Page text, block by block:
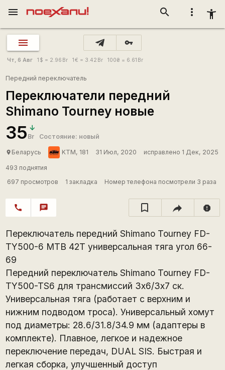
more_vert accessibility_new
search
menu
vpn_key
Чт, 6 Авг 1 $ = 2.96 Br 1€ = 3.42 Br 100₴ = 6.61 Br
Передний переключатель
Переключатели передний
Shimano Tourney новые
35 Br Состояние: новый
place Беларусь KTM, 181 31 Июл, 2020 исправлено 1 Дек, 2025
493 поднятия
697 просмотров
1 закладка Номер телефона посмотрели 3 раза
call chat report
Переключатель передний Shimano Tourney FD-
TY500-6 MTB 42T универсальная тяга угол 66-
69
Передний переключатель Shimano Tourney FD-
TY500-TS6 для трансмиссий 3х6/3х7 ск.
Универсальная тяга (работает с верхним и
нижним подводом троса). Универсальный хомут
под диаметры: 28.6/31.8/34.9 мм (адаптеры в
комплекте). Плавное, легкое и надежное
переключение передач, DUAL SIS. Быстрая и
легкая сборка, улучшенный доступ